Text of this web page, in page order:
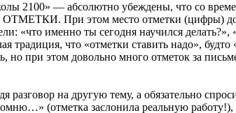
2100» — абсолютно убеждены, что со
этом место отметки (цифры) должна
«что именно ты сегодня научился
традиция, что «отметки ставить надо»,
но при этом довольно много отметок за
на другую тему, а обязательно
(отметка заслонила реальную